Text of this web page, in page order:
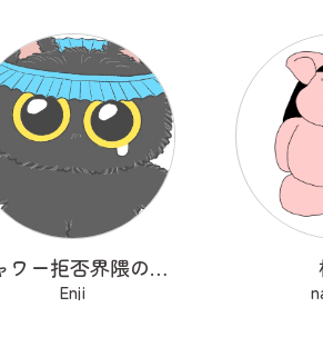
シャワー拒否界隈の子猫 ノワ
Enji